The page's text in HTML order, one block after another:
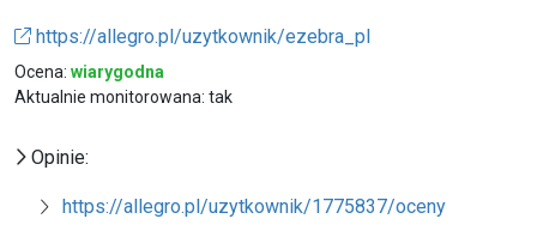
https://allegro.pl/uzytkownik/ezebra_pl
Ocena: wiarygodna
Aktualnie monitorowana: tak
Opinie:
https://allegro.pl/uzytkownik/1775837/oceny